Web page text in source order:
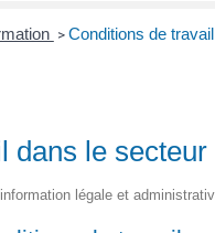
> Conditions de
dans le
légale et